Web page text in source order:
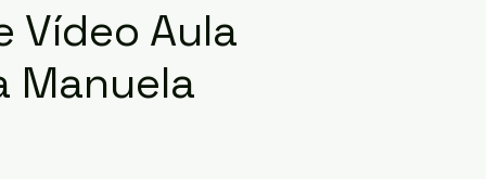
Vídeo Aula
Manuela